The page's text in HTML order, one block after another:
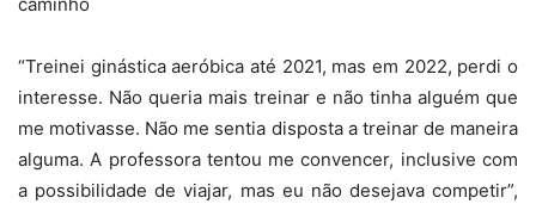
caminho
“Treinei ginástica aeróbica até 2021, mas em 2022, perdi o
interesse. Não queria mais treinar e não tinha alguém que
me motivasse. Não me sentia disposta a treinar de maneira
alguma. A professora tentou me convencer, inclusive com
a possibilidade de viajar, mas eu não desejava competir”,